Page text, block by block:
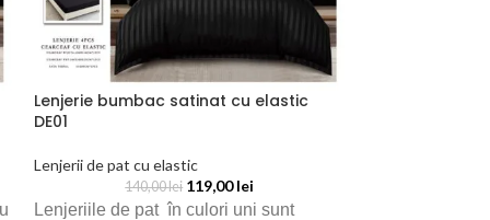
Lenjerie bumbac satinat cu elastic
DE01
Lenjerii de pat cu elastic
140,00lei 119,00lei
Lenjeriile de pat în culori uni sunt